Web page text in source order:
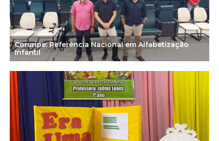
Coruripe: Referência Nacional em Alfabetização
Infantil